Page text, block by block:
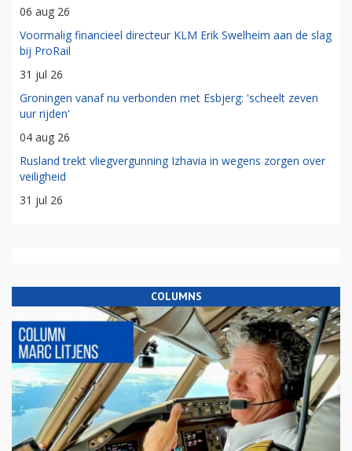
06 aug 26
Voormalig financieel directeur KLM Erik Swelheim aan de slag
bij ProRail
31 jul 26
Groningen vanaf nu verbonden met Esbjerg: 'scheelt zeven
uur rijden'
04 aug 26
Rusland trekt vliegvergunning Izhavia in wegens zorgen over
veiligheid
31 jul 26
COLUMNS